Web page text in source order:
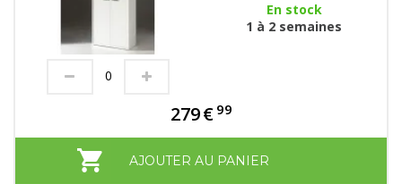
En stock
1 à 2 semaines
279€ 99
AJOUTER AU PANIER